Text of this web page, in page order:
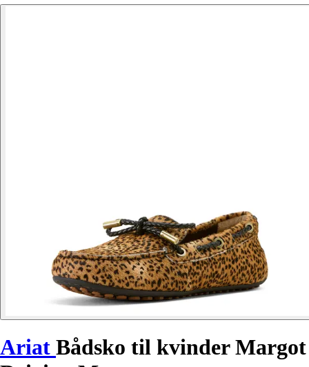
Ariat Bådsko til kvinder Margot